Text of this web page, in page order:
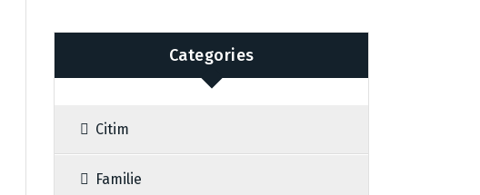
Categories
Citim
Familie